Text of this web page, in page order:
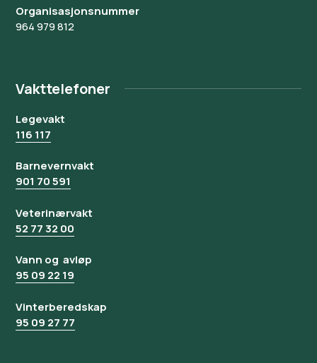
Organisasjonsnummer
964 979 812
Vakttelefoner
Legevakt
116 117
Barnevernvakt
901 70 591
Veterinærvakt
52 77 32 00
Vann og avløp
95 09 22 19
Vinterberedskap
95 09 27 77